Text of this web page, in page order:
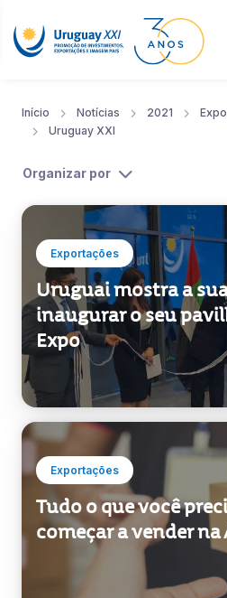
Início Notícias 2021
Uruguay XXI
Organizar por
Exportações
Uruguai mostra a
inaugurar o seu
Expo
Exportações
Tudo o que você
começar a vender